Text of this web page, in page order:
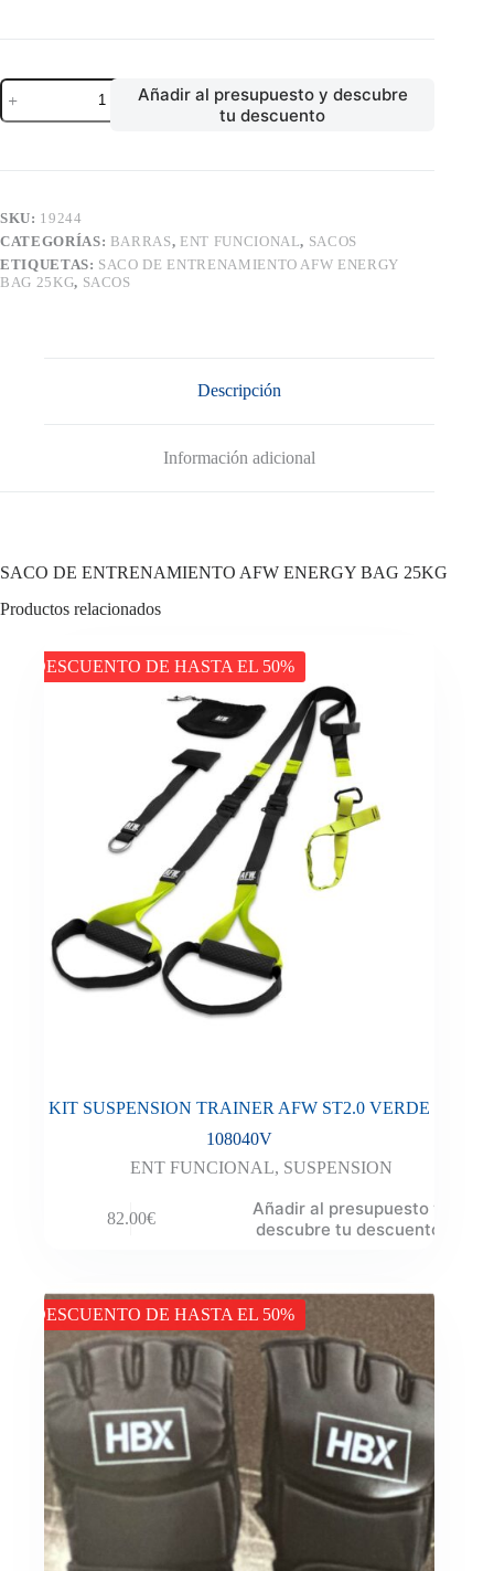
SACO
DE
ENTRENAMIENTO
cantidad
Añadir al presupuesto y descubre
tu descuento
SKU: 19244
CATEGORÍAS: BARRAS, ENT FUNCIONAL, SACOS
ETIQUETAS: SACO DE ENTRENAMIENTO AFW ENERGY
BAG 25KG, SACOS
Descripción
Información adicional
SACO DE ENTRENAMIENTO AFW ENERGY BAG 25KG
Productos relacionados
DESCUENTO DE HASTA EL 50%
KIT SUSPENSION TRAINER AFW ST2.0 VERDE
108040V
ENT FUNCIONAL, SUSPENSION
82.00€
Añadir al presupuesto y
descubre tu descuento
DESCUENTO DE HASTA EL 50%